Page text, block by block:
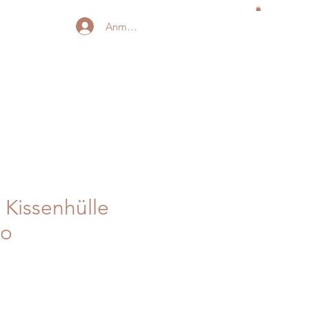
Anmelden